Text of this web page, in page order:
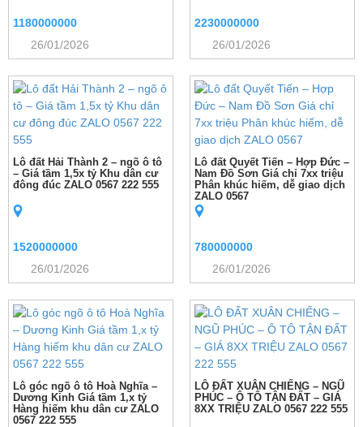
1180000000
26/01/2026
2230000000
26/01/2026
Lô đất Hải Thành 2 – ngõ ô tô
– Giá tầm 1,5x tỷ Khu dân cư
đông đúc ZALO 0567 222 555
1520000000
26/01/2026
Lô đất Quyết Tiến – Hợp Đức –
Nam Đồ Sơn Giá chỉ 7xx triệu
Phân khúc hiếm, dễ giao dịch
ZALO 0567
780000000
26/01/2026
Lô góc ngõ ô tô Hoà Nghĩa –
Dương Kinh Giá tầm 1,x tỷ
Hàng hiếm khu dân cư ZALO
0567 222 555
LÔ ĐẤT XUÂN CHIẾNG – NGŨ
PHÚC – Ô TÔ TẬN ĐẤT – GIÁ
8XX TRIỆU ZALO 0567 222 555